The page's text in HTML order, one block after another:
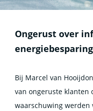
Ongerust over
energiebesparing
Bij Marcel van
van ongeruste klanten
waarschuwing